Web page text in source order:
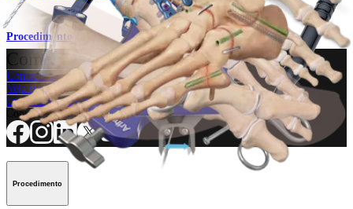
Procedimento
Como podemos ajudar?
Contacte um representante
Veja eventos, laboratórios e oportunidades educacionais
Inscreva-se para receber: O que há de novo na Arthrex?
Conecte-se conosco
Procedimento